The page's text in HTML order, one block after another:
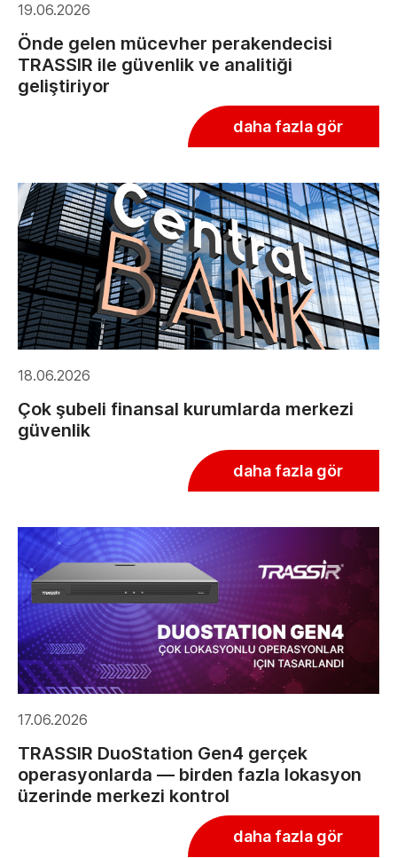
19.06.2026
Önde gelen mücevher perakendecisi
TRASSIR ile güvenlik ve analitiği
geliştiriyor
daha fazla gör
18.06.2026
Çok şubeli finansal kurumlarda merkezi
güvenlik
daha fazla gör
17.06.2026
TRASSIR DuoStation Gen4 gerçek
operasyonlarda — birden fazla lokasyon
üzerinde merkezi kontrol
daha fazla gör